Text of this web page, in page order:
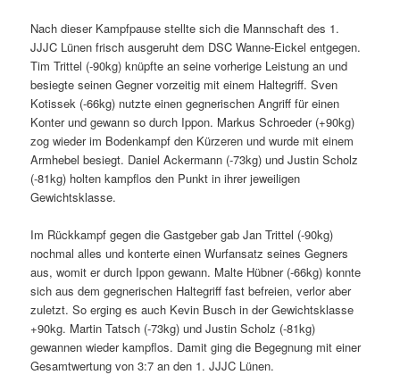
Nach dieser Kampfpause stellte sich die Mannschaft des 1.
JJJC Lünen frisch ausgeruht dem DSC Wanne-Eickel entgegen.
Tim Trittel (-90kg) knüpfte an seine vorherige Leistung an und
besiegte seinen Gegner vorzeitig mit einem Haltegriff. Sven
Kotissek (-66kg) nutzte einen gegnerischen Angriff für einen
Konter und gewann so durch Ippon. Markus Schroeder (+90kg)
zog wieder im Bodenkampf den Kürzeren und wurde mit einem
Armhebel besiegt. Daniel Ackermann (-73kg) und Justin Scholz
(-81kg) holten kampflos den Punkt in ihrer jeweiligen
Gewichtsklasse.
Im Rückkampf gegen die Gastgeber gab Jan Trittel (-90kg)
nochmal alles und konterte einen Wurfansatz seines Gegners
aus, womit er durch Ippon gewann. Malte Hübner (-66kg) konnte
sich aus dem gegnerischen Haltegriff fast befreien, verlor aber
zuletzt. So erging es auch Kevin Busch in der Gewichtsklasse
+90kg. Martin Tatsch (-73kg) und Justin Scholz (-81kg)
gewannen wieder kampflos. Damit ging die Begegnung mit einer
Gesamtwertung von 3:7 an den 1. JJJC Lünen.